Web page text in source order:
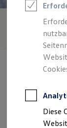
Leasing
Verantwortlich
GmbH & Co. KG
Diese